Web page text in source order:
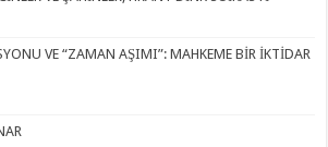
VE “ZAMAN AŞIMI”: MAHKEME BİR İKTİDAR